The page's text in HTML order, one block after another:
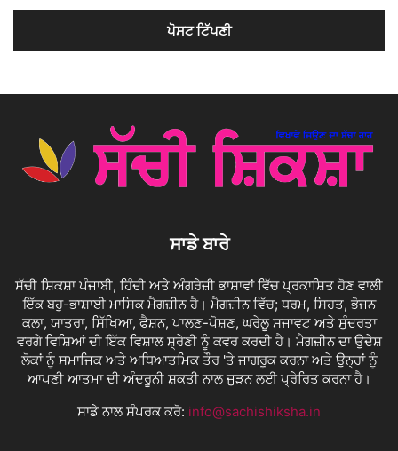
ਸਾਡੇ ਬਾਰੇ
ਸੱਚੀ ਸ਼ਿਕਸ਼ਾ ਪੰਜਾਬੀ, ਹਿੰਦੀ ਅਤੇ ਅੰਗਰੇਜ਼ੀ ਭਾਸ਼ਾਵਾਂ ਵਿੱਚ ਪ੍ਰਕਾਸ਼ਿਤ ਹੋਣ ਵਾਲੀ
ਇੱਕ ਬਹੁ-ਭਾਸ਼ਾਈ ਮਾਸਿਕ ਮੈਗਜ਼ੀਨ ਹੈ। ਮੈਗਜ਼ੀਨ ਵਿੱਚ; ਧਰਮ, ਸਿਹਤ, ਭੋਜਨ
ਕਲਾ, ਯਾਤਰਾ, ਸਿੱਖਿਆ, ਫੈਸ਼ਨ, ਪਾਲਣ-ਪੋਸ਼ਣ, ਘਰੇਲੂ ਸਜਾਵਟ ਅਤੇ ਸੁੰਦਰਤਾ
ਵਰਗੇ ਵਿਸ਼ਿਆਂ ਦੀ ਇੱਕ ਵਿਸ਼ਾਲ ਸ਼੍ਰੇਣੀ ਨੂੰ ਕਵਰ ਕਰਦੀ ਹੈ। ਮੈਗਜ਼ੀਨ ਦਾ ਉਦੇਸ਼
ਲੋਕਾਂ ਨੂੰ ਸਮਾਜਿਕ ਅਤੇ ਅਧਿਆਤਮਿਕ ਤੌਰ 'ਤੇ ਜਾਗਰੂਕ ਕਰਨਾ ਅਤੇ ਉਨ੍ਹਾਂ ਨੂੰ
ਆਪਣੀ ਆਤਮਾ ਦੀ ਅੰਦਰੂਨੀ ਸ਼ਕਤੀ ਨਾਲ ਜੁੜਨ ਲਈ ਪ੍ਰੇਰਿਤ ਕਰਨਾ ਹੈ।
ਸਾਡੇ ਨਾਲ ਸੰਪਰਕ ਕਰੋ: info@sachishiksha.in